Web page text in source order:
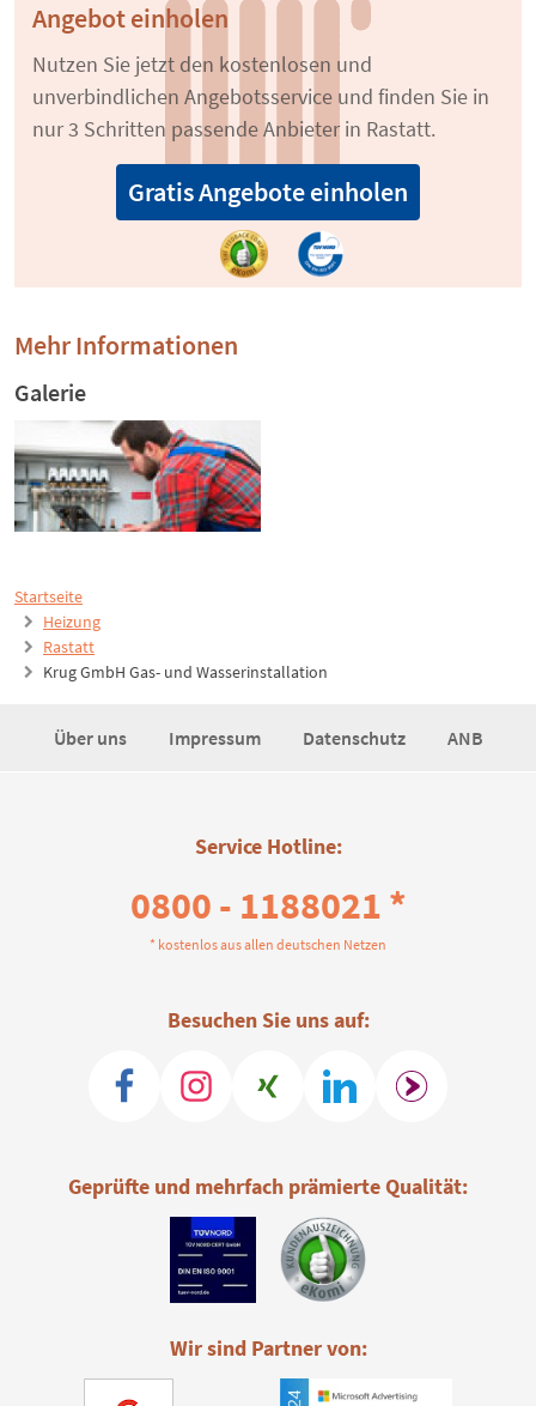
Startseite
Heizung
Rastatt
Krug GmbH Gas- und Wasserinstallation
Angebot einholen
Nutzen Sie jetzt den kostenlosen und
unverbindlichen Angebotsservice und finden Sie in
nur 3 Schritten passende Anbieter in Rastatt.
Gratis Angebote einholen
Mehr Informationen
Galerie
Über uns Impressum Datenschutz ANB
Service Hotline:
0800 - 1188021 *
* kostenlos aus allen deutschen Netzen
Besuchen Sie uns auf:
Geprüfte und mehrfach prämierte Qualität:
Wir sind Partner von: